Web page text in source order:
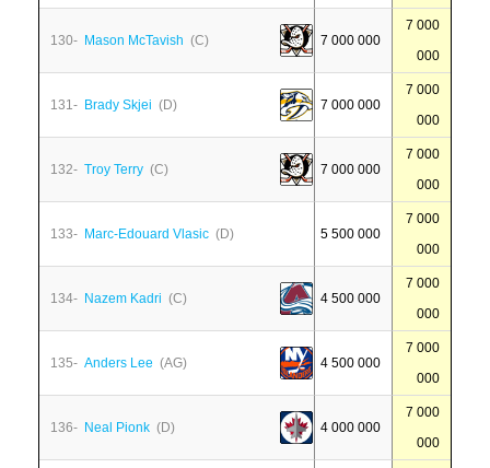
130- Mason McTavish (C) 7 000 000
7 000
000
131- Brady Skjei (D) 7 000 000
7 000
000
132- Troy Terry (C) 7 000 000
7 000
000
133- Marc-Edouard Vlasic (D) 5 500 000
7 000
000
134- Nazem Kadri (C) 4 500 000
7 000
000
135- Anders Lee (AG) 4 500 000
7 000
000
136- Neal Pionk (D) 4 000 000
7 000
000